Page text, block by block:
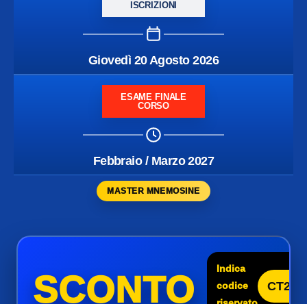
ISCRIZIONI
Giovedì 20 Agosto 2026
ESAME FINALE
CORSO
Febbraio / Marzo 2027
MASTER MNEMOSINE
SCONTO
Indica
codice
CT25